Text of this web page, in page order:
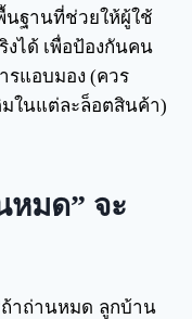
นฐานที่ช่วยให้ผู้ใช้
ได้ เพื่อป้องกันคน
รแอบมอง (ควร
มในแต่ละล็อตสินค้า)
หมด” จะ
าถ่านหมด ลูกบ้าน